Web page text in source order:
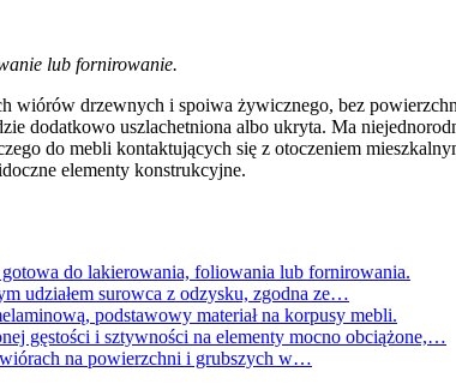
lub fornirowanie.
wiórów drzewnych i spoiwa żywicznego, bez
dodatkowo uszlachetniona albo ukryta. Ma
do mebli kontaktujących się z otoczeniem
elementy konstrukcyjne.
do lakierowania, foliowania lub fornirowania.
udziałem surowca z odzysku, zgodna ze…
podstawowy materiał na korpusy mebli.
gęstości i sztywności na elementy mocno obciążone,…
na powierzchni i grubszych w…